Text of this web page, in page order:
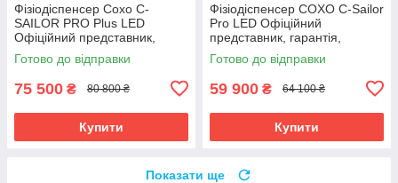
Фізіодіспенсер Coxo C-
SAILOR PRO Plus LED
Офіційний представник,
гарантія, сертифікат МОЗ.
Повне навчання.
Готово до відправки
75 500 ₴ 80 800 ₴
Купити
Фізіодіспенсер COXO C-Sailor
Pro LED Офіційний
представник, гарантія,
сертифікат МОЗ. Повне
навчання.
Готово до відправки
59 900 ₴ 64 100 ₴
Купити
Показати ще